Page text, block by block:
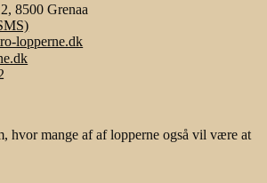
8500 Grenaa
lopperne.dk
hvor mange af af lopperne også vil være at